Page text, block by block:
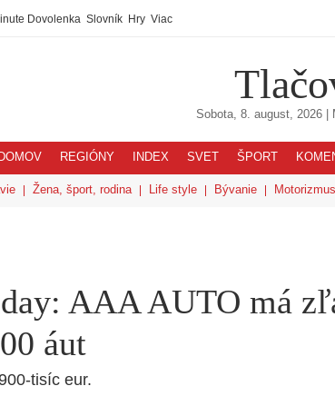
Dovolenka Slovník Hry Viac
Sobota, 8. august, 2026|
DOMOV REGIÓNY INDEX SVET ŠPORT
Žena, šport, rodina Life style Bývanie Motorizmus
AAA AUTO má
áut
tisíc eur.